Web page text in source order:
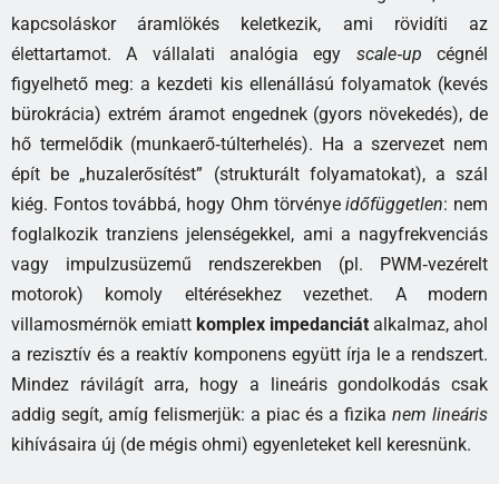
kapcsoláskor áramlökés keletkezik, ami rövidíti az
élettartamot. A vállalati analógia egy scale‑up cégnél
figyelhető meg: a kezdeti kis ellenállású folyamatok (kevés
bürokrácia) extrém áramot engednek (gyors növekedés), de
hő termelődik (munkaerő‑túlterhelés). Ha a szervezet nem
épít be „huzalerősítést” (strukturált folyamatokat), a szál
kiég. Fontos továbbá, hogy Ohm törvényeidőfüggetlen: nem
foglalkozik tranziens jelenségekkel, ami a nagyfrekvenciás
vagy impulzusüzemű rendszerekben (pl. PWM‑vezérelt
motorok) komoly eltérésekhez vezethet. A modern
villamosmérnök emiatt komplex impedanciát alkalmaz, ahol
a rezisztív és a reaktív komponens együtt írja le a rendszert.
Mindez rávilágít arra, hogy a lineáris gondolkodás csak
addig segít, amíg felismerjük: a piac és a fizika nem lineáris
kihívásaira új (de mégis ohmi) egyenleteket kell keresnünk.